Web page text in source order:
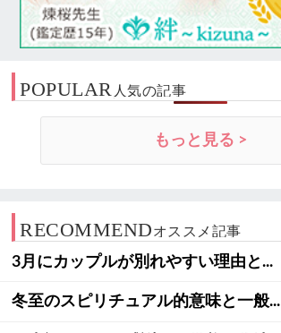
POPULAR 人気の記事
もっと見る >
RECOMMENDオススメ記事
3月にカップルが別れやすい理由と...
冬至のスピリチュアル的意味と一般...